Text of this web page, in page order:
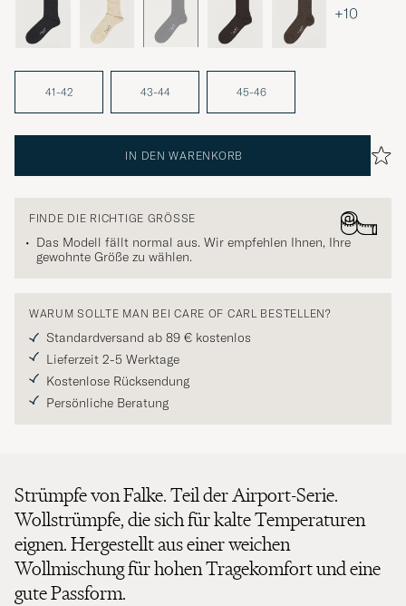
+10
41-42 43-44 45-46
IN DEN WARENKORB
FINDE DIE RICHTIGE GRÖSSE
Das Modell fällt normal aus. Wir empfehlen Ihnen, Ihre
gewohnte Größe zu wählen.
WARUM SOLLTE MAN BEI CARE OF CARL BESTELLEN?
Standardversand ab 89 € kostenlos
Lieferzeit 2-5 Werktage
Kostenlose Rücksendung
Persönliche Beratung
Strümpfe von Falke. Teil der Airport-Serie.
Wollstrümpfe, die sich für kalte Temperaturen
eignen. Hergestellt aus einer weichen
Wollmischung für hohen Tragekomfort und eine
gute Passform.